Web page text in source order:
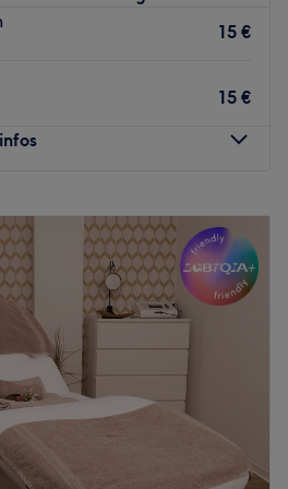
15 €
15 €
10:00–
18:00
10:00– 18:00
10:00–18:00
10:00– 18:00
Geschlossen
kannst du dem Alltagsstress
rundum verschönern lassen.
Gesichtsbehandlungen,